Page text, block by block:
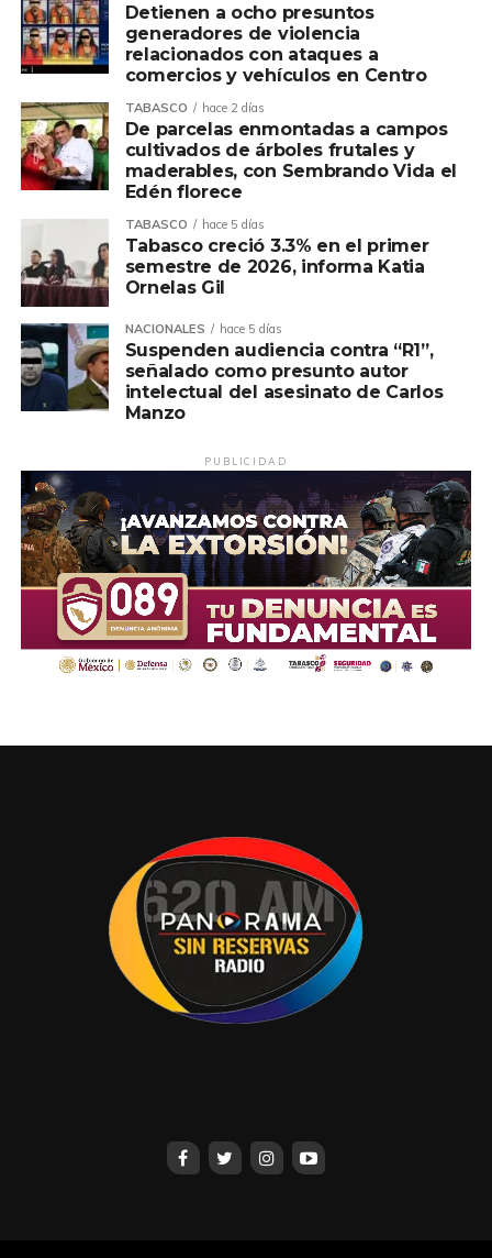
Detienen a ocho presuntos
generadores de violencia
relacionados con ataques a
comercios y vehículos en Centro
TABASCO hace 2 días
De parcelas enmontadas a campos
cultivados de árboles frutales y
maderables, con Sembrando Vida el
Edén florece
TABASCO hace 5 días
Tabasco creció 3.3% en el primer
semestre de 2026, informa Katia
Ornelas Gil
NACIONALES hace 5 días
Suspenden audiencia contra “R1”,
señalado como presunto autor
intelectual del asesinato de Carlos
Manzo
PUBLICIDAD